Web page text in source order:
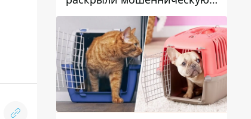
схему с недвижимостью